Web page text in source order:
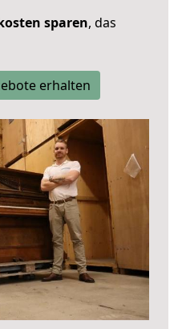
sparen, das
erhalten